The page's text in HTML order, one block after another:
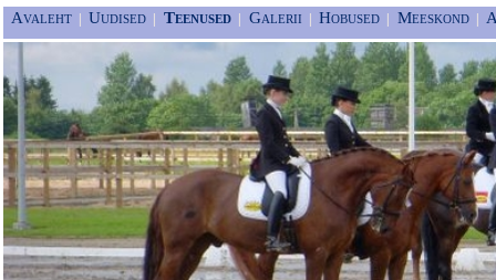
Avaleht Uudised Teenused Galerii Hobused Meeskond